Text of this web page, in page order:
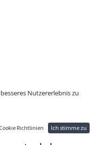
Nutzererlebnis zu
Cookie Richtlinien Ich stimme zu